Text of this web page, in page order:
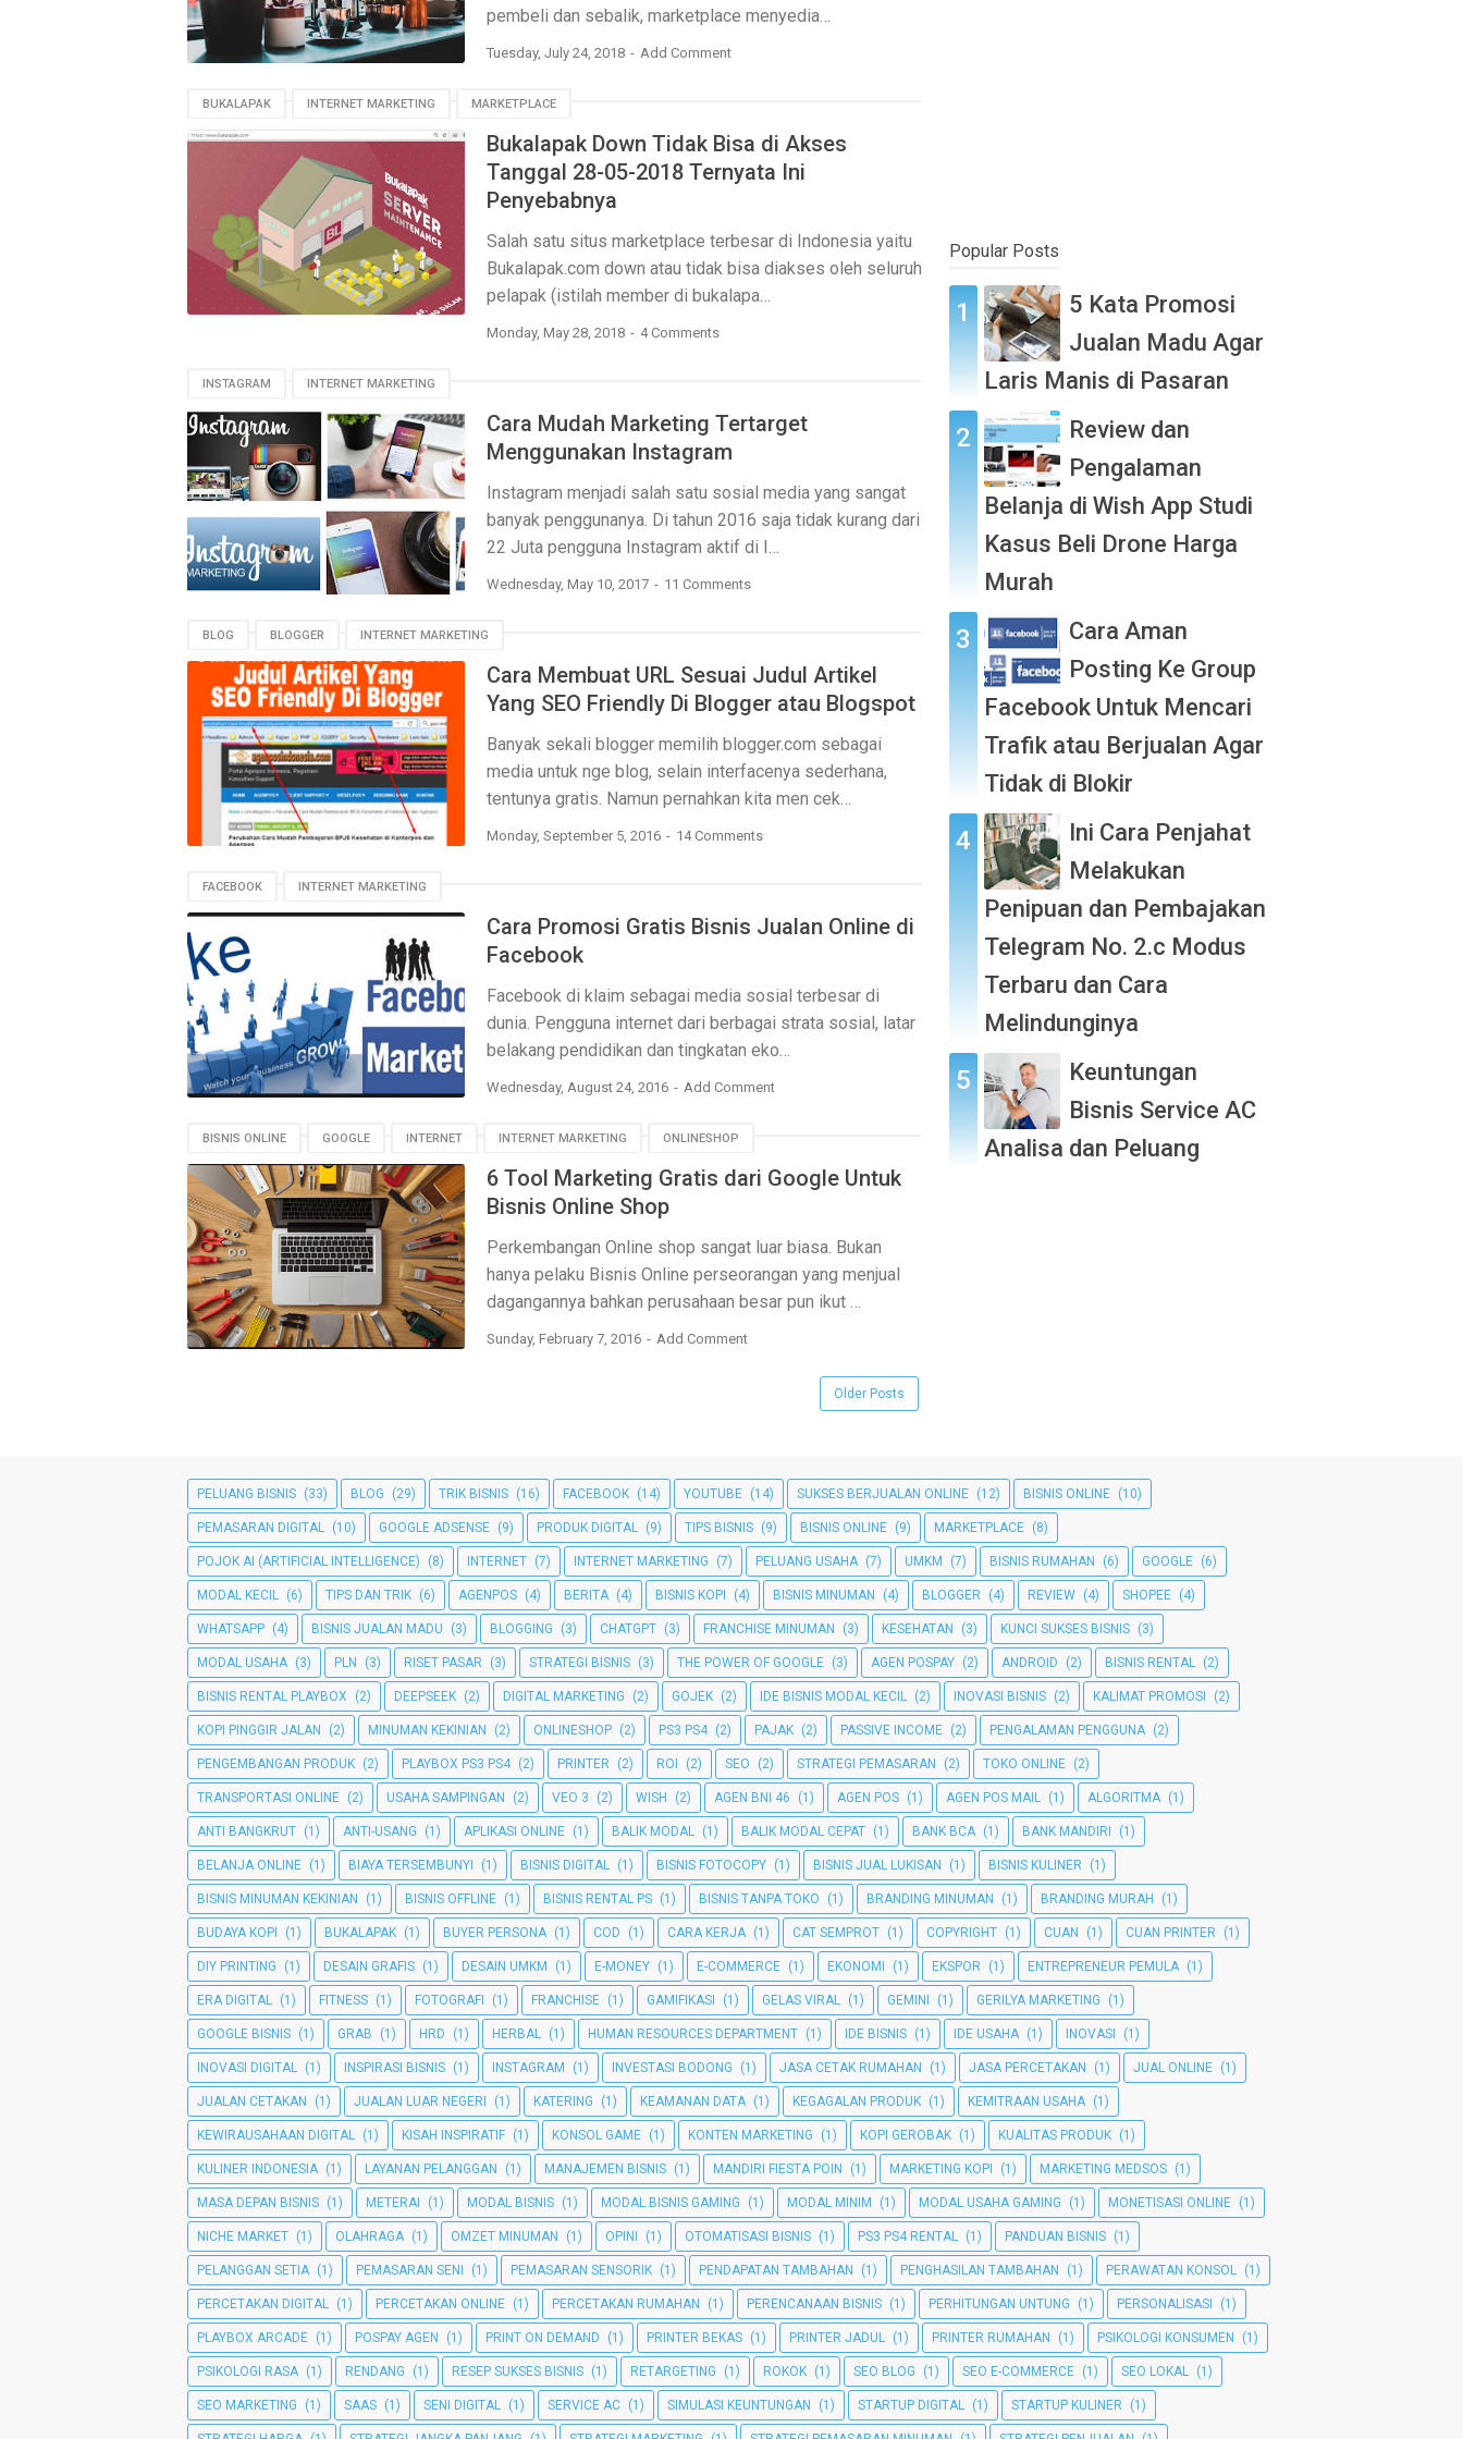
pembeli dan sebalik, marketplace menyedia…
Tuesday, July 24, 2018 Add Comment
BUKALAPAK INTERNET MARKETING MARKETPLACE
Bukalapak Down Tidak Bisa di Akses
Tanggal 28-05-2018 Ternyata Ini
Penyebabnya
Salah satu situs marketplace terbesar di Indonesia yaitu
Bukalapak.com down atau tidak bisa diakses oleh seluruh
pelapak (istilah member di bukalapa…
Monday, May 28, 2018 4 Comments
INSTAGRAM INTERNET MARKETING
Cara Mudah Marketing Tertarget
Menggunakan Instagram
Instagram menjadi salah satu sosial media yang sangat
banyak penggunanya. Di tahun 2016 saja tidak kurang dari
22 Juta pengguna Instagram aktif di I…
Wednesday, May 10, 2017 11 Comments
BLOG BLOGGER INTERNET MARKETING
Cara Membuat URL Sesuai Judul Artikel
Yang SEO Friendly Di Blogger atau Blogspot
Banyak sekali blogger memilih blogger.com sebagai
media untuk nge blog, selain interfacenya sederhana,
tentunya gratis. Namun pernahkan kita men cek…
Monday, September 5, 2016 14 Comments
FACEBOOK INTERNET MARKETING
Cara Promosi Gratis Bisnis Jualan Online di
Facebook
Facebook di klaim sebagai media sosial terbesar di
dunia. Pengguna internet dari berbagai strata sosial, latar
belakang pendidikan dan tingkatan eko…
Wednesday, August 24, 2016 Add Comment
BISNIS ONLINE GOOGLE INTERNET INTERNET MARKETING ONLINESHOP
THE POWER OF GOOGLE
6 Tool Marketing Gratis dari Google Untuk
Bisnis Online Shop
Perkembangan Online shop sangat luar biasa. Bukan
hanya pelaku Bisnis Online perseorangan yang menjual
dagangannya bahkan perusahaan besar pun ikut …
Sunday, February 7, 2016 Add Comment
Older Posts
Popular Posts
5 Kata Promosi
Jualan Madu Agar
Laris Manis di Pasaran
Review dan
Pengalaman
Belanja di Wish App Studi
Kasus Beli Drone Harga
Murah
Cara Aman
Posting Ke Group
Facebook Untuk Mencari
Trafik atau Berjualan Agar
Tidak di Blokir
Ini Cara Penjahat
Melakukan
Penipuan dan Pembajakan
Telegram No. 2.c Modus
Terbaru dan Cara
Melindunginya
Keuntungan
Bisnis Service AC
Analisa dan Peluang
PELUANG BISNIS (33) BLOG (29) TRIK BISNIS (16) FACEBOOK (14) YOUTUBE (14) SUKSES BERJUALAN ONLINE (12) BISNIS ONLINE (10)
PEMASARAN DIGITAL (10) GOOGLE ADSENSE (9) PRODUK DIGITAL (9) TIPS BISNIS (9) BISNIS ONLINE (9) MARKETPLACE (8)
POJOK AI (ARTIFICIAL INTELLIGENCE) (8) INTERNET (7) INTERNET MARKETING (7) PELUANG USAHA (7) UMKM (7) BISNIS RUMAHAN (6) GOOGLE (6)
MODAL KECIL (6) TIPS DAN TRIK (6) AGENPOS (4) BERITA (4) BISNIS KOPI (4) BISNIS MINUMAN (4) BLOGGER (4) REVIEW (4) SHOPEE (4)
WHATSAPP (4) BISNIS JUALAN MADU (3) BLOGGING (3) CHATGPT (3) FRANCHISE MINUMAN (3) KESEHATAN (3) KUNCI SUKSES BISNIS (3)
MODAL USAHA (3) PLN (3) RISET PASAR (3) STRATEGI BISNIS (3) THE POWER OF GOOGLE (3) AGEN POSPAY (2) ANDROID (2) BISNIS RENTAL (2)
BISNIS RENTAL PLAYBOX (2) DEEPSEEK (2) DIGITAL MARKETING (2) GOJEK (2) IDE BISNIS MODAL KECIL (2) INOVASI BISNIS (2) KALIMAT PROMOSI (2)
KOPI PINGGIR JALAN (2) MINUMAN KEKINIAN (2) ONLINESHOP (2) PS3 PS4 (2) PAJAK (2) PASSIVE INCOME (2) PENGALAMAN PENGGUNA (2)
PENGEMBANGAN PRODUK (2) PLAYBOX PS3 PS4 (2) PRINTER (2) ROI (2) SEO (2) STRATEGI PEMASARAN (2) TOKO ONLINE (2)
TRANSPORTASI ONLINE (2) USAHA SAMPINGAN (2) VEO 3 (2) WISH (2) AGEN BNI 46 (1) AGEN POS (1) AGEN POS MAIL (1) ALGORITMA (1)
ANTI BANGKRUT (1) ANTI-USANG (1) APLIKASI ONLINE (1) BALIK MODAL (1) BALIK MODAL CEPAT (1) BANK BCA (1) BANK MANDIRI (1)
BELANJA ONLINE (1) BIAYA TERSEMBUNYI (1) BISNIS DIGITAL (1) BISNIS FOTOCOPY (1) BISNIS JUAL LUKISAN (1) BISNIS KULINER (1)
BISNIS MINUMAN KEKINIAN (1) BISNIS OFFLINE (1) BISNIS RENTAL PS (1) BISNIS TANPA TOKO (1) BRANDING MINUMAN (1) BRANDING MURAH (1)
BUDAYA KOPI (1) BUKALAPAK (1) BUYER PERSONA (1) COD (1) CARA KERJA (1) CAT SEMPROT (1) COPYRIGHT (1) CUAN (1) CUAN PRINTER (1)
DIY PRINTING (1) DESAIN GRAFIS (1) DESAIN UMKM (1) E-MONEY (1) E-COMMERCE (1) EKONOMI (1) EKSPOR (1) ENTREPRENEUR PEMULA (1)
ERA DIGITAL (1) FITNESS (1) FOTOGRAFI (1) FRANCHISE (1) GAMIFIKASI (1) GELAS VIRAL (1) GEMINI (1) GERILYA MARKETING (1)
GOOGLE BISNIS (1) GRAB (1) HRD (1) HERBAL (1) HUMAN RESOURCES DEPARTMENT (1) IDE BISNIS (1) IDE USAHA (1) INOVASI (1)
INOVASI DIGITAL (1) INSPIRASI BISNIS (1) INSTAGRAM (1) INVESTASI BODONG (1) JASA CETAK RUMAHAN (1) JASA PERCETAKAN (1) JUAL ONLINE (1)
JUALAN CETAKAN (1) JUALAN LUAR NEGERI (1) KATERING (1) KEAMANAN DATA (1) KEGAGALAN PRODUK (1) KEMITRAAN USAHA (1)
KEWIRAUSAHAAN DIGITAL (1) KISAH INSPIRATIF (1) KONSOL GAME (1) KONTEN MARKETING (1) KOPI GEROBAK (1) KUALITAS PRODUK (1)
KULINER INDONESIA (1) LAYANAN PELANGGAN (1) MANAJEMEN BISNIS (1) MANDIRI FIESTA POIN (1) MARKETING KOPI (1) MARKETING MEDSOS (1)
MASA DEPAN BISNIS (1) METERAI (1) MODAL BISNIS (1) MODAL BISNIS GAMING (1) MODAL MINIM (1) MODAL USAHA GAMING (1) MONETISASI ONLINE (1)
NICHE MARKET (1) OLAHRAGA (1) OMZET MINUMAN (1) OPINI (1) OTOMATISASI BISNIS (1) PS3 PS4 RENTAL (1) PANDUAN BISNIS (1)
PELANGGAN SETIA (1) PEMASARAN SENI (1) PEMASARAN SENSORIK (1) PENDAPATAN TAMBAHAN (1) PENGHASILAN TAMBAHAN (1) PERAWATAN KONSOL (1)
PERCETAKAN DIGITAL (1) PERCETAKAN ONLINE (1) PERCETAKAN RUMAHAN (1) PERENCANAAN BISNIS (1) PERHITUNGAN UNTUNG (1) PERSONALISASI (1)
PLAYBOX ARCADE (1) POSPAY AGEN (1) PRINT ON DEMAND (1) PRINTER BEKAS (1) PRINTER JADUL (1) PRINTER RUMAHAN (1) PSIKOLOGI KONSUMEN (1)
PSIKOLOGI RASA (1) RENDANG (1) RESEP SUKSES BISNIS (1) RETARGETING (1) ROKOK (1) SEO BLOG (1) SEO E-COMMERCE (1) SEO LOKAL (1)
SEO MARKETING (1) SAAS (1) SENI DIGITAL (1) SERVICE AC (1) SIMULASI KEUNTUNGAN (1) STARTUP DIGITAL (1) STARTUP KULINER (1)